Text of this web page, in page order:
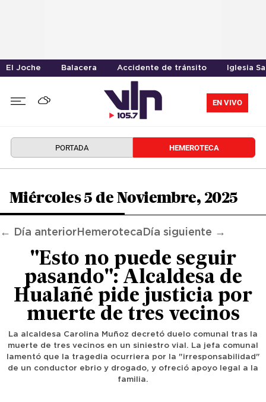
El Joche Balacera Accidente de tránsito Iglesia
EN VIVO
PORTADA HEMEROTECA
Miércoles 5 de Noviembre, 2025
← Día anterior Hemeroteca Día siguiente →
"Esto no puede seguir
pasando": Alcaldesa de
Hualañé pide justicia por
muerte de tres vecinos
La alcaldesa Carolina Muñoz decretó duelo comunal tras la
muerte de tres vecinos en un siniestro vial. La jefa comunal
lamentó que la tragedia ocurriera por la "irresponsabilidad"
de un conductor ebrio y drogado, y ofreció apoyo legal a la
familia.